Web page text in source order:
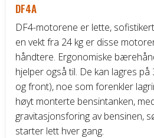
DF4A
DF4-motorene er lette,
en vekt fra 24 kg er disse
håndtere. Ergonomiske
hjelper også til. De kan lagres
og front), noe som forenkler
høyt monterte bensintanken,
gravitasjonsforing av bensinen,
starter lett hver gang.